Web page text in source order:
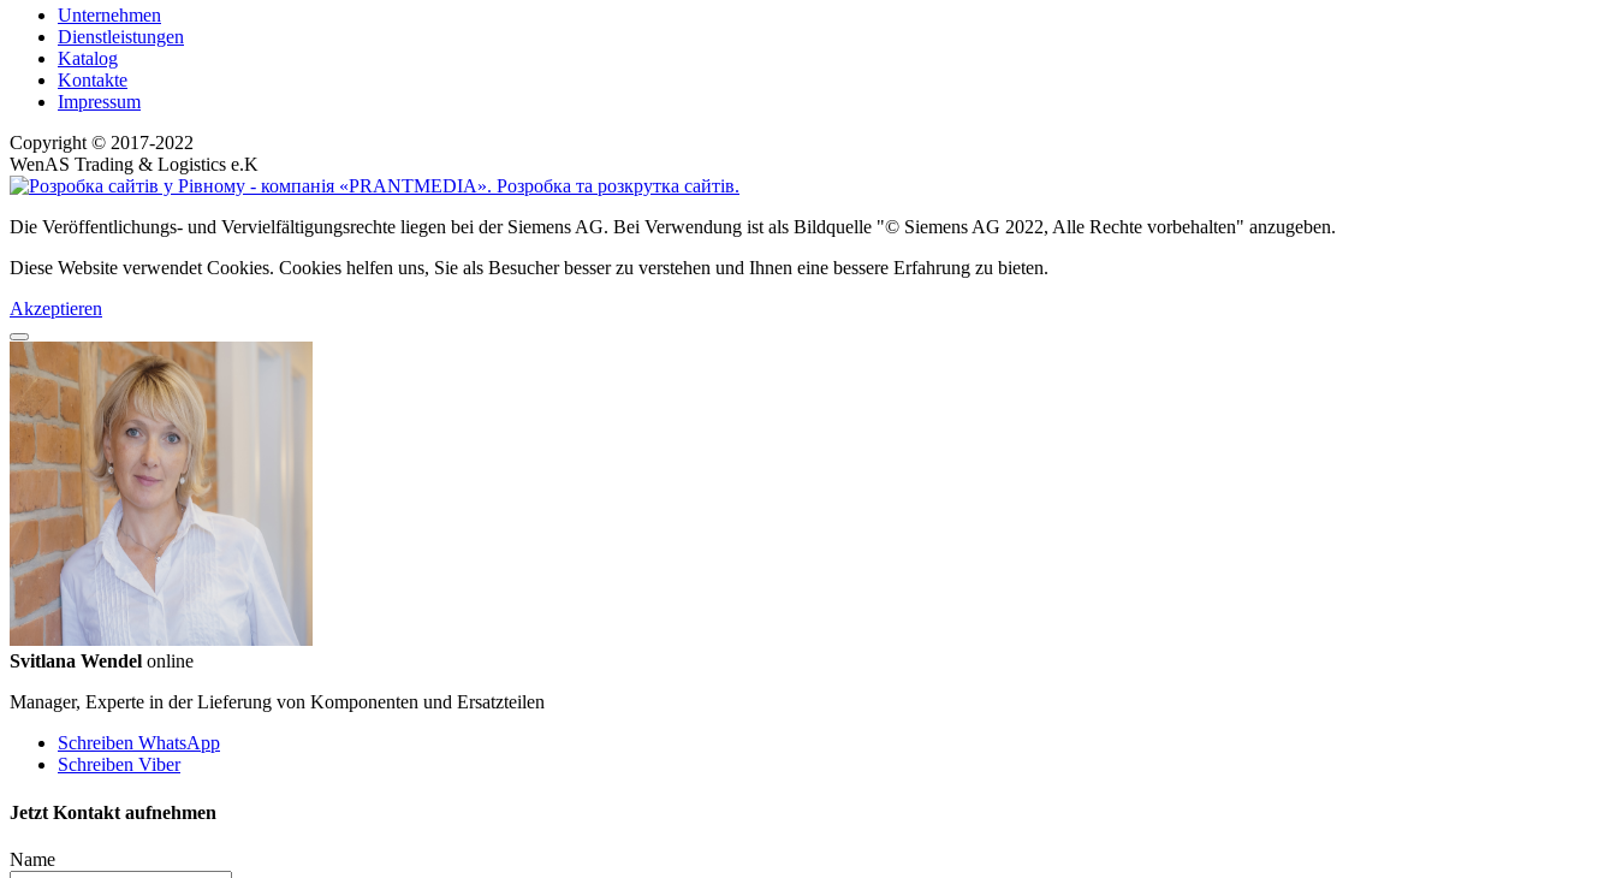
Unternehmen
Dienstleistungen
Katalog
Kontakte
Impressum
Copyright © 2017-2022
WenAS Trading & Logistics e.K
Die Veröffentlichungs- und Vervielfältigungsrechte liegen bei der Siemens AG. Bei Verwendung ist als Bildquelle "© Siemens AG 2022, Alle Rechte vorbehalten" anzugeben.
Diese Website verwendet Cookies. Cookies helfen uns, Sie als Besucher besser zu verstehen und Ihnen eine bessere Erfahrung zu bieten.
Akzeptieren
Svitlana Wendel online
Manager, Experte in der Lieferung von Komponenten und Ersatzteilen
Schreiben WhatsApp
Schreiben Viber
Jetzt Kontakt aufnehmen
Name